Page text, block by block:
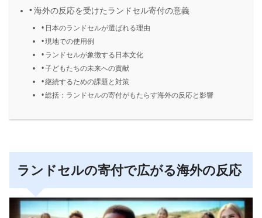
海外の反応を受けたランドセル寄付の意義
日本のランドセルが選ばれる理由
現地での使用例
ランドセルが象徴する日本文化
子どもたちの未来への貢献
継続するための課題と対策
総括：ランドセルの寄付がもたらす海外の反応と影響
ランドセルの寄付で広がる海外の反応